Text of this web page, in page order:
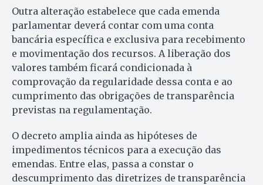
Outra alteração estabelece que cada emenda
parlamentar deverá contar com uma conta
bancária específica e exclusiva para recebimento
e movimentação dos recursos. A liberação dos
valores também ficará condicionada à
comprovação da regularidade dessa conta e ao
cumprimento das obrigações de transparência
previstas na regulamentação.
O decreto amplia ainda as hipóteses de
impedimentos técnicos para a execução das
emendas. Entre elas, passa a constar o
descumprimento das diretrizes de transparência